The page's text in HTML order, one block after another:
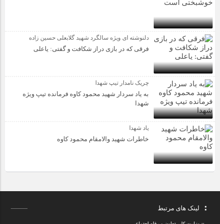
دلنوشته ای ویژه سالگرد شهید گلابعلی حسین زاده
فرقی که در بازی دراز شکافت و گفتی: یاعلی
چریک نامدار تیپ شهدا
به یاد سردار شهید محمود کاوه فرمانده تیپ ویژه
شهدا
یاد شهدا
خاطرات شهید والامقام محمود کاوه‌
لینک های مرتبط